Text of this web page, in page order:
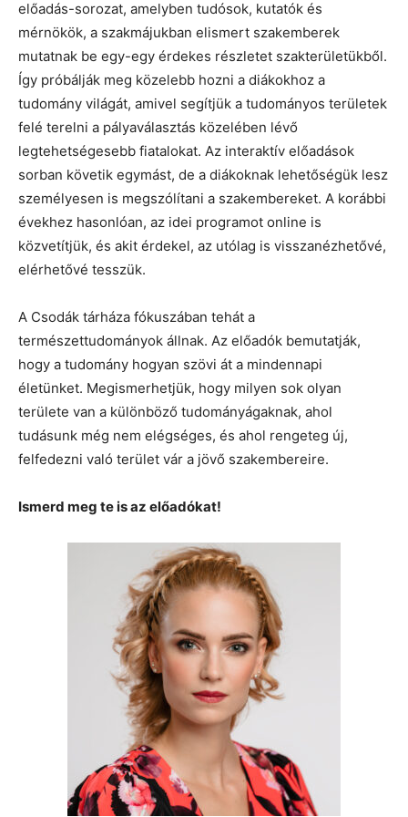
előadás-sorozat, amelyben tudósok, kutatók és
mérnökök, a szakmájukban elismert szakemberek
mutatnak be egy-egy érdekes részletet szakterületükből.
Így próbálják meg közelebb hozni a diákokhoz a
tudomány világát, amivel segítjük a tudományos területek
felé terelni a pályaválasztás közelében lévő
legtehetségesebb fiatalokat. Az interaktív előadások
sorban követik egymást, de a diákoknak lehetőségük lesz
személyesen is megszólítani a szakembereket. A korábbi
évekhez hasonlóan, az idei programot online is
közvetítjük, és akit érdekel, az utólag is visszanézhetővé,
elérhetővé tesszük.
A Csodák tárháza fókuszában tehát a
természettudományok állnak. Az előadók bemutatják,
hogy a tudomány hogyan szövi át a mindennapi
életünket. Megismerhetjük, hogy milyen sok olyan
területe van a különböző tudományágaknak, ahol
tudásunk még nem elégséges, és ahol rengeteg új,
felfedezni való terület vár a jövő szakembereire.
Ismerd meg te is az előadókat!